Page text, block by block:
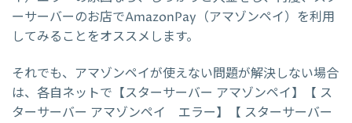
ーサーバーのお店でAmazonPay（アマゾンペイ）を利用
してみることをオススメします。
それでも、アマゾンペイが使えない問題が解決しない場合
は、各自ネットで【スターサーバー アマゾンペイ】【 ス
ターサーバー アマゾンペイ エラー】【 スターサーバー